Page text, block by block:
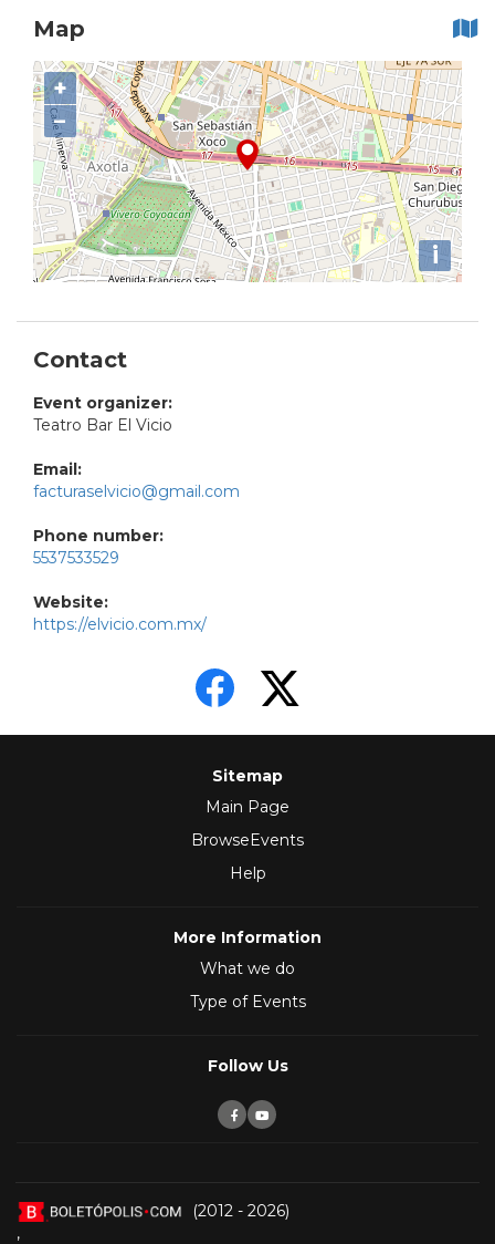
Map
+
−
i
Contact
Event organizer:
Teatro Bar El Vicio
Email:
facturaselvicio@gmail.com
Phone number:
5537533529
Website:
https://elvicio.com.mx/
Sitemap
Main Page
BrowseEvents
Help
More Information
What we do
Type of Events
Follow Us
(2012 - 2026)
,